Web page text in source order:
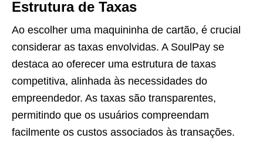
Estrutura de Taxas
Ao escolher uma maquininha de cartão, é crucial
considerar as taxas envolvidas. A SoulPay se
destaca ao oferecer uma estrutura de taxas
competitiva, alinhada às necessidades do
empreendedor. As taxas são transparentes,
permitindo que os usuários compreendam
facilmente os custos associados às transações.